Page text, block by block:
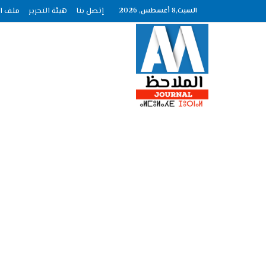
السبت,8 أغسطس, 2026 إتصل بنا هيئة التحرير ملف